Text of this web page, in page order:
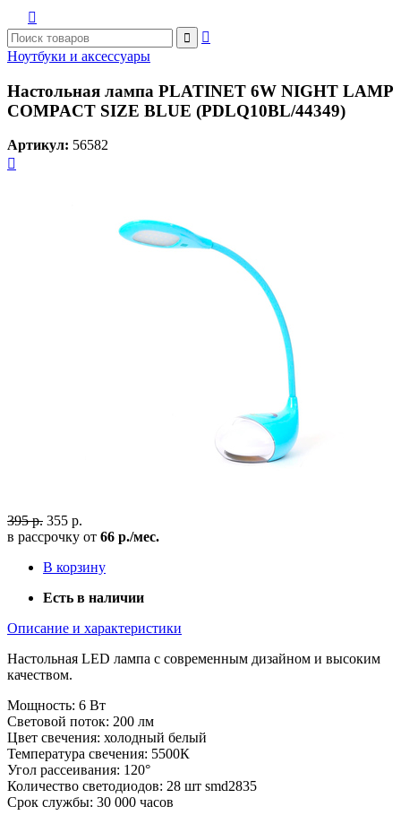



Ноутбуки и аксессуары
Настольная лампа PLATINET 6W NIGHT LAMP
COMPACT SIZE BLUE (PDLQ10BL/44349)
Артикул: 56582

395 р. 355 р.
в рассрочку от 66 р./мес.
В корзину
Есть в наличии
Описание и характеристики
Настольная LED лампа с современным дизайном и высоким
качеством.
Мощность: 6 Вт
Световой поток: 200 лм
Цвет свечения: холодный белый
Температура свечения: 5500К
Угол рассеивания: 120°
Количество светодиодов: 28 шт smd2835
Срок службы: 30 000 часов